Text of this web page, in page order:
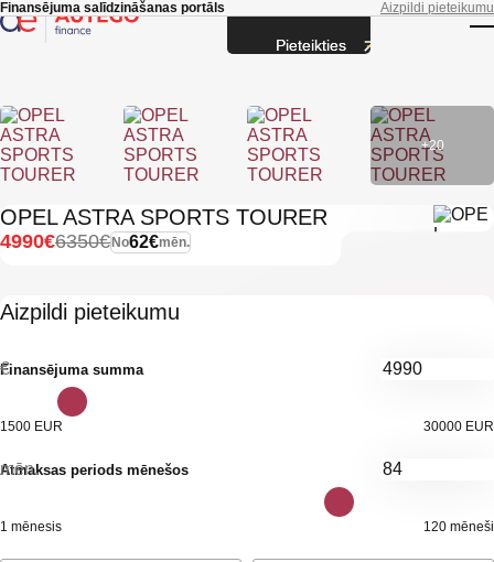
Skip to main content
Finansējuma salīdzināšanas portāls Aizpildi pieteikumu
+20
OPEL ASTRA SPORTS TOURER
No62€mēn.
6350€
4990€
Aizpildi pieteikumu
Finansējuma summa
€
1500 EUR 30000 EUR
Atmaksas periods mēnešos
mēn.
1 mēnesis 120 mēneši